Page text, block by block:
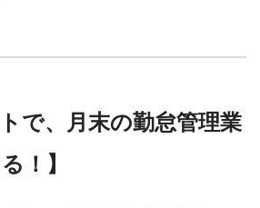
で、月末の勤怠管理業
！】